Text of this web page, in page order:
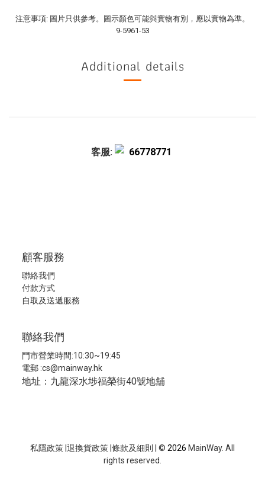
注意事項: 圖片只供參考。圖示顏色可能與實物有別，應以實物為準。
9-5961-53
Additional details
客服: 66778771
顧客服務
聯絡我們
付款方式
自取及送遞服務
聯絡我們
門市營業時間:10:30~19:45
電郵 :cs@mainway.hk
地址：九龍深水埗福榮街40號地舖
私隱政策 退換貨政策 條款及細則 | © 2026 MainWay. All
rights reserved.